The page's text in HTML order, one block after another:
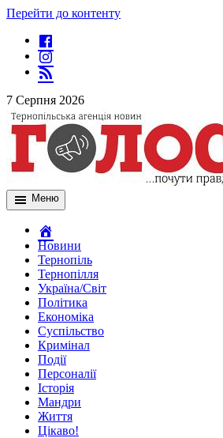
Перейти до контенту
7 Серпня 2026
Меню
Новини
Тернопіль
Тернопілля
Україна/Світ
Політика
Економіка
Суспільство
Кримінал
Події
Персоналії
Історія
Мандри
Життя
Цікаво!